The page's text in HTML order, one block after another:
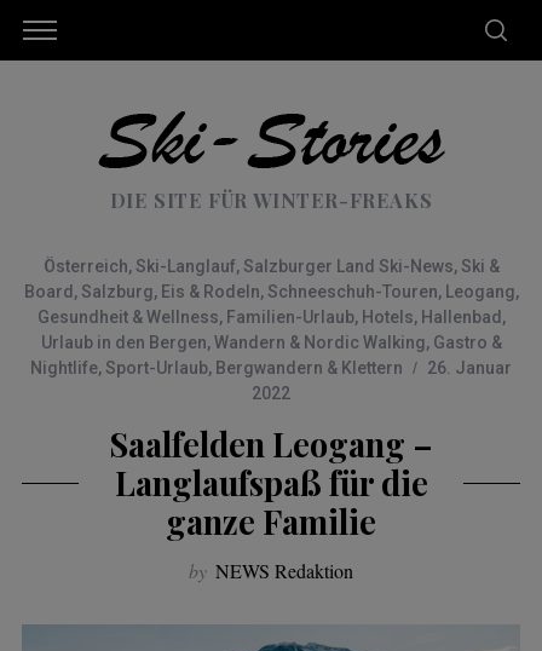
DIE SITE FÜR WINTER-FREAKS
Österreich, Ski-Langlauf, Salzburger Land Ski-News, Ski &
Board , Salzburg, Eis & Rodeln, Schneeschuh-Touren, Leogang,
Gesundheit & Wellness, Familien-Urlaub, Hotels, Hallenbad ,
Urlaub in den Bergen,Wandern & Nordic Walking, Gastro &
Nightlife, Sport-Urlaub, Bergwandern & Klettern
26. Januar
2022
Saalfelden Leogang –
Langlaufspaß für die
ganze Familie
by NEWS Redaktion